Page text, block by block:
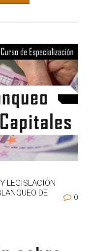
LEGISLACIÓN
DE
0